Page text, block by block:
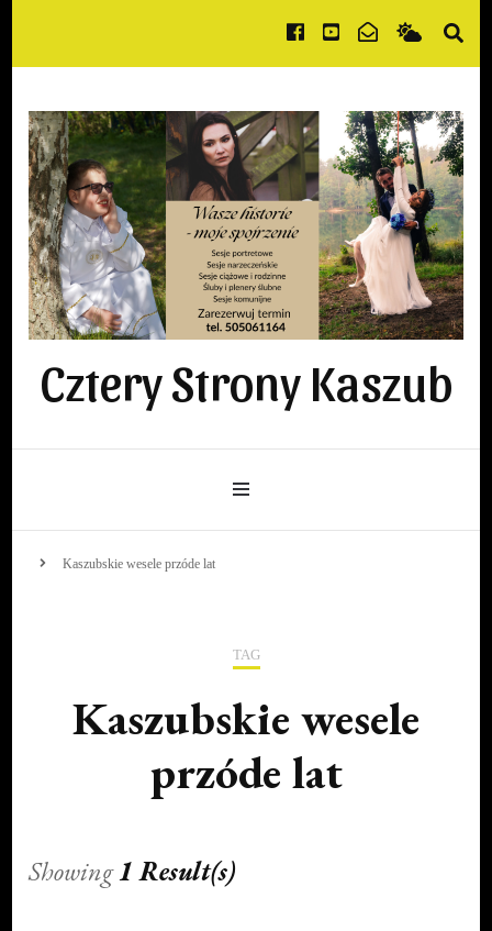
Cztery Strony Kaszub
Kaszubskie wesele przóde lat
TAG
Kaszubskie wesele
przóde lat
Showing1 Result(s)